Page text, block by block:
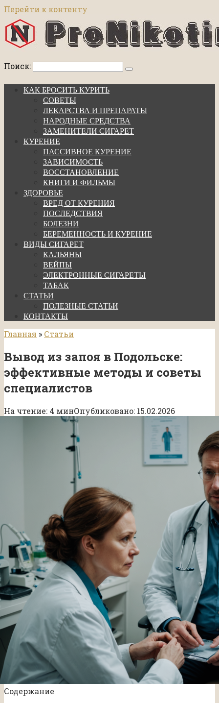
Перейти к контенту
Поиск:
КАК БРОСИТЬ КУРИТЬ
СОВЕТЫ
ЛЕКАРСТВА И ПРЕПАРАТЫ
НАРОДНЫЕ СРЕДСТВА
ЗАМЕНИТЕЛИ СИГАРЕТ
КУРЕНИЕ
ПАССИВНОЕ КУРЕНИЕ
ЗАВИСИМОСТЬ
ВОССТАНОВЛЕНИЕ
КНИГИ И ФИЛЬМЫ
ЗДОРОВЬЕ
ВРЕД ОТ КУРЕНИЯ
ПОСЛЕДСТВИЯ
БОЛЕЗНИ
БЕРЕМЕННОСТЬ И КУРЕНИЕ
ВИДЫ СИГАРЕТ
КАЛЬЯНЫ
ВЕЙПЫ
ЭЛЕКТРОННЫЕ СИГАРЕТЫ
ТАБАК
СТАТЬИ
ПОЛЕЗНЫЕ СТАТЬИ
КОНТАКТЫ
Главная » Статьи
Вывод из запоя в Подольске:
эффективные методы и советы
специалистов
На чтение: 4 минОпубликовано: 15.02.2026
Содержание